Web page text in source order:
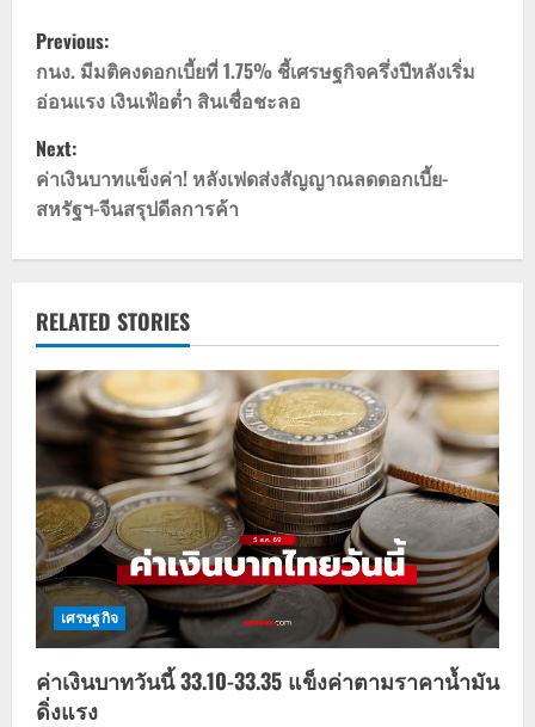
P
o
s
t
n
v
i
g
a
t
i
o
n
Previous:
กนง. มีมติคงดอกเบี้ยที่ 1.75% ชี้เศรษฐกิจครึ่งปีหลังเริ่ม
อ่อนแรง เงินเฟ้อต่ำ สินเชื่อชะลอ
Next:
ค่าเงินบาทแข็งค่า! หลังเฟดส่งสัญญาณลดดอกเบี้ย-
สหรัฐฯ-จีนสรุปดีลการค้า
RELATED STORIES
เศรษฐกิจ
ค่าเงินบาทวันนี้ 33.10-33.35 แข็งค่าตามราคาน้ำมัน
ดิ่งแรง